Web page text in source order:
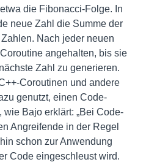
die Fibonacci-Folge. In
neue Zahl die Summe der
Nach jeder neuen
angehalten, bis sie
Zahl zu generieren.
Coroutinen und andere
genutzt, einen Code-
Bajo erklärt: „Bei Code-
Angreifende in der Regel
schon zur Anwendung
Code eingeschleust wird.